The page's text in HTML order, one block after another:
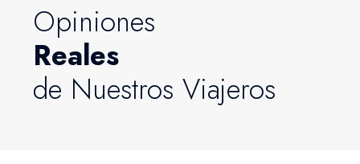
Opiniones
Reales
de Nuestros Viajeros